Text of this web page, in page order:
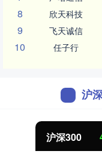
8 欣天科技
9 飞天诚信
10 任子行
沪
北证50